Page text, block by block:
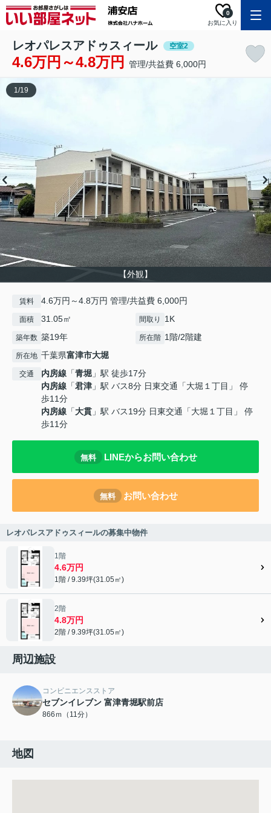
お気に入り
0
レオパレスアドゥスィール 空室2
4.6万円～4.8万円 管理/共益費 6,000円
【外観】
1/19
賃料 4.6万円～4.8万円 管理/共益費 6,000円
面積 31.05㎡ 間取り 1K
築年数 築19年 所在階 1階/2階建
所在地 千葉県富津市大堀
交通 内房線 「青堀 」駅 徒歩17分
内房線 「君津 」駅 バス8分 日東交通「大堀１丁目」 停
歩11分
内房線 「大貫 」駅 バス19分 日東交通「大堀１丁目」 停
歩11分
無料 LINEからお問い合わせ
無料 お問い合わせ
レオパレスアドゥスィールの募集中物件
1階
4.6万円
1階 / 9.39坪(31.05㎡)
2階
4.8万円
2階 / 9.39坪(31.05㎡)
周辺施設
コンビニエンスストア
セブンイレブン 富津青堀駅前店
866ｍ（11分）
地図